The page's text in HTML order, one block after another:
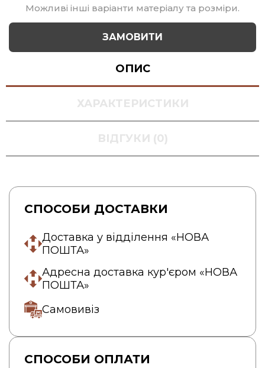
Можливі інші варіанти матеріалу та розміри.
ЗАМОВИТИ
ОПИС
ХАРАКТЕРИСТИКИ
ВІДГУКИ (0)
СПОСОБИ ДОСТАВКИ
Доставка у відділення «НОВА
ПОШТА»
Адресна доставка кур'єром «НОВА
ПОШТА»
Самовивіз
СПОСОБИ ОПЛАТИ